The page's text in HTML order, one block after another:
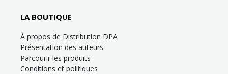
LA BOUTIQUE
À propos de Distribution DPA
Présentation des auteurs
Parcourir les produits
Conditions et politiques